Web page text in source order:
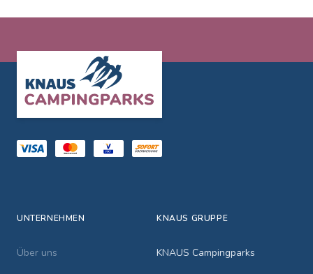
UNTERNEHMEN
Über uns
KNAUS GRUPPE
KNAUS Campingparks